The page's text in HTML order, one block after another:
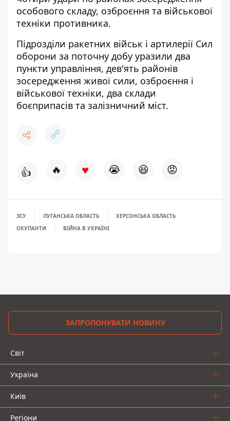
особового складу, озброєння та військової
техніки противника.
Підрозділи ракетних військ і артилерії Сил
оборони за поточну добу уразили два
пункти управління, дев'ять районів
зосередження живої сили, озброєння і
військової техніки, два склади
боєприпасів та залізничний міст.
👍 🔥 ♥ 😭 😆 😡
ЗСУ ЛУГАНСЬКА ОБЛАСТЬ
ХЕРСОНСЬКА ОБЛАСТЬ
ОКУПАНТИ
ВІЙНА В УКРАЇНІ
ЗАПРОПОНУВАТИ НОВИНУ
Світ
Україна
Київ
Регіони